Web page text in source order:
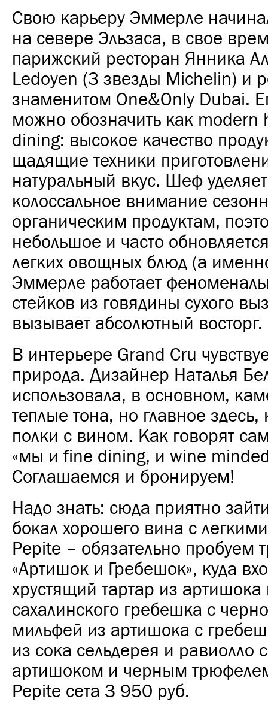
Свою карьеру Эммерле
на севере Эльзаса, в свое
парижский ресторан Янника
Ledoyen (3 звезды Michelin) и
знаменитом One&Only Dubai.
можно обозначить как modern
dining: высокое качество
щадящие техники
натуральный вкус. Шеф уделяет
колоссальное внимание
органическим продуктам,
небольшое и часто
легких овощных блюд (а
Эммерле работает
стейков из говядины сухого
вызывает абсолютный восторг.
В интерьере Grand Cru
природа. Дизайнер Наталья
использовала, в основном,
теплые тона, но главное здесь,
полки с вином. Как говорят
«мы и fine dining, и wine
Соглашаемся и бронируем!
Надо знать: сюда приятно
бокал хорошего вина с
Pepite – обязательно пробуем
«Артишок и Гребешок», куда
хрустящий тартар из артишока
сахалинского гребешка с
мильфей из артишока с
из сока сельдерея и равиолло
артишоком и черным
Pepite сета 3 950 руб.